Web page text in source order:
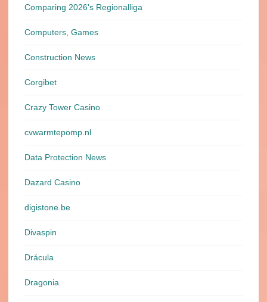
Comparing 2026's Regionalliga
Computers, Games
Construction News
Corgibet
Crazy Tower Сasino
cvwarmtepomp.nl
Data Protection News
Dazard Casino
digistone.be
Divaspin
Drácula
Dragonia